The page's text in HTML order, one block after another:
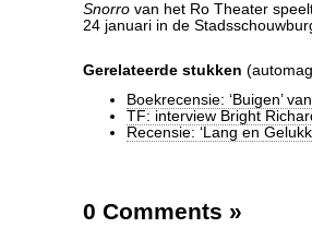
Snorro van het Ro Theater
24 januari in de
Gerelateerde stukken
Boekrecensie: ‘Buigen’
TF: interview Bright
Recensie: ‘Lang en
0 Comments »